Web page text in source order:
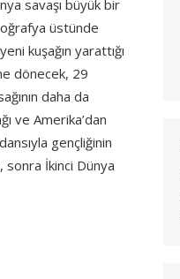
savaşı büyük bir
üstünde
kuşağın yarattığı
dönecek, 29
daha da
ve Amerika’dan
gençliğinin
sonra İkinci Dünya